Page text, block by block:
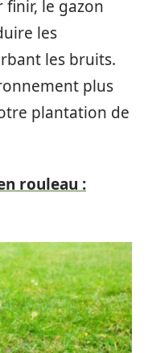
le gazon
les
les bruits.
plus
plantation de
rouleau :